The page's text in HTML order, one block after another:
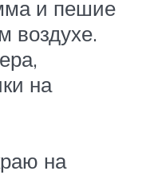
и пешие
воздухе.
на
на